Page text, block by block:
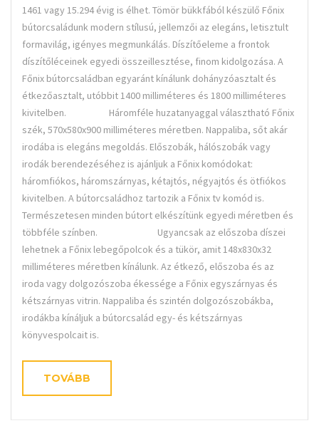
1461 vagy 15.294 évig is élhet. Tömör bükkfából készülő Főnix
bútorcsaládunk modern stílusú, jellemzői az elegáns, letisztult
formavilág, igényes megmunkálás. Díszítőeleme a frontok
díszítőléceinek egyedi összeillesztése, finom kidolgozása. A
Főnix bútorcsaládban egyaránt kínálunk dohányzóasztalt és
étkezőasztalt, utóbbit 1400 milliméteres és 1800 milliméteres
kivitelben. Háromféle huzatanyaggal választható Főnix
szék, 570x580x900 milliméteres méretben. Nappaliba, sőt akár
irodába is elegáns megoldás. Előszobák, hálószobák vagy
irodák berendezéséhez is ajánljuk a Főnix komódokat:
háromfiókos, háromszárnyas, kétajtós, négyajtós és ötfiókos
kivitelben. A bútorcsaládhoz tartozik a Főnix tv komód is.
Természetesen minden bútort elkészítünk egyedi méretben és
többféle színben. Ugyancsak az előszoba díszei
lehetnek a Főnix lebegőpolcok és a tükör, amit 148x830x32
milliméteres méretben kínálunk. Az étkező, előszoba és az
iroda vagy dolgozószoba ékessége a Főnix egyszárnyas és
kétszárnyas vitrin. Nappaliba és szintén dolgozószobákba,
irodákba kínáljuk a bútorcsalád egy- és kétszárnyas
könyvespolcait is.
TOVÁBB